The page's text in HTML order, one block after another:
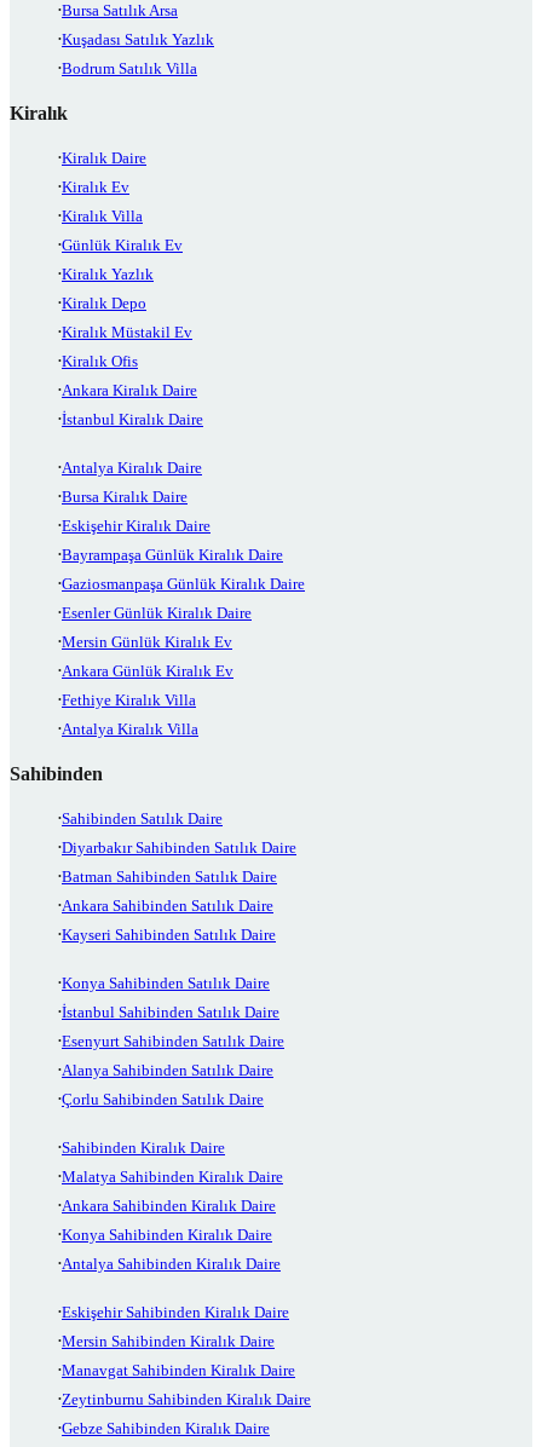
Bursa Satılık Arsa
Kuşadası Satılık Yazlık
Bodrum Satılık Villa
Kiralık
Kiralık Daire
Kiralık Ev
Kiralık Villa
Günlük Kiralık Ev
Kiralık Yazlık
Kiralık Depo
Kiralık Müstakil Ev
Kiralık Ofis
Ankara Kiralık Daire
İstanbul Kiralık Daire
Antalya Kiralık Daire
Bursa Kiralık Daire
Eskişehir Kiralık Daire
Bayrampaşa Günlük Kiralık Daire
Gaziosmanpaşa Günlük Kiralık Daire
Esenler Günlük Kiralık Daire
Mersin Günlük Kiralık Ev
Ankara Günlük Kiralık Ev
Fethiye Kiralık Villa
Antalya Kiralık Villa
Sahibinden
Sahibinden Satılık Daire
Diyarbakır Sahibinden Satılık Daire
Batman Sahibinden Satılık Daire
Ankara Sahibinden Satılık Daire
Kayseri Sahibinden Satılık Daire
Konya Sahibinden Satılık Daire
İstanbul Sahibinden Satılık Daire
Esenyurt Sahibinden Satılık Daire
Alanya Sahibinden Satılık Daire
Çorlu Sahibinden Satılık Daire
Sahibinden Kiralık Daire
Malatya Sahibinden Kiralık Daire
Ankara Sahibinden Kiralık Daire
Konya Sahibinden Kiralık Daire
Antalya Sahibinden Kiralık Daire
Eskişehir Sahibinden Kiralık Daire
Mersin Sahibinden Kiralık Daire
Manavgat Sahibinden Kiralık Daire
Zeytinburnu Sahibinden Kiralık Daire
Gebze Sahibinden Kiralık Daire